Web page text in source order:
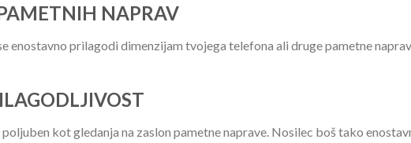
NAPRAV
enostavno prilagodi dimenzijam tvojega telefona ali druge pametne
kot gledanja na zaslon pametne naprave. Nosilec boš tako